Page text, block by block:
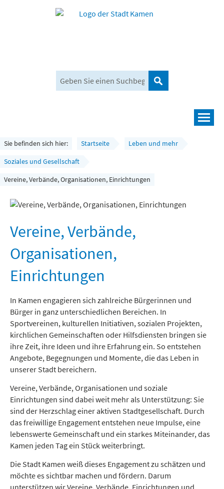
Suchen
Leben und mehr
Rathaus und Bürgerservice
Wirtschaft und Planen
Umwelt, Klima und Mobilität
Freizeit und Tourismus
Sie befinden sich hier: Startseite
Leben und mehr
Soziales und Gesellschaft
Vereine, Verbände, Organisationen, Einrichtungen
Vereine, Verbände,
Organisationen,
Einrichtungen
In Kamen engagieren sich zahlreiche Bürgerinnen und
Bürger in ganz unterschiedlichen Bereichen. In
Sportvereinen, kulturellen Initiativen, sozialen Projekten,
kirchlichen Gemeinschaften oder Hilfsdiensten bringen sie
ihre Zeit, ihre Ideen und ihre Erfahrung ein. So entstehen
Angebote, Begegnungen und Momente, die das Leben in
unserer Stadt bereichern.
Vereine, Verbände, Organisationen und soziale
Einrichtungen sind dabei weit mehr als Unterstützung: Sie
sind der Herzschlag einer aktiven Stadtgesellschaft. Durch
das freiwillige Engagement entstehen neue Impulse, eine
lebenswerte Gemeinschaft und ein starkes Miteinander, das
Kamen jeden Tag ein Stück weiterbringt.
Die Stadt Kamen weiß dieses Engagement zu schätzen und
möchte es sichtbar machen und fördern. Darum
unterstützen wir Vereine, Verbände, Einrichtungen und